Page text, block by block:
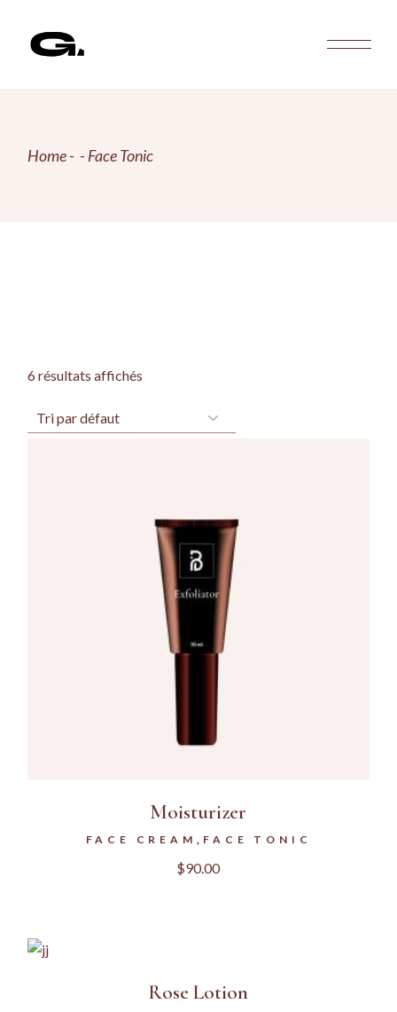
content
Home Face Tonic
6 résultats affichés
Moisturizer
FACE CREAM FACE TONIC
$90.00
Rose Lotion